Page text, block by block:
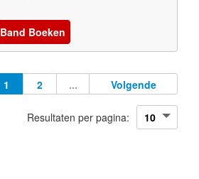
Band Boeken
1 2 ... Volgende
Resultaten per pagina: